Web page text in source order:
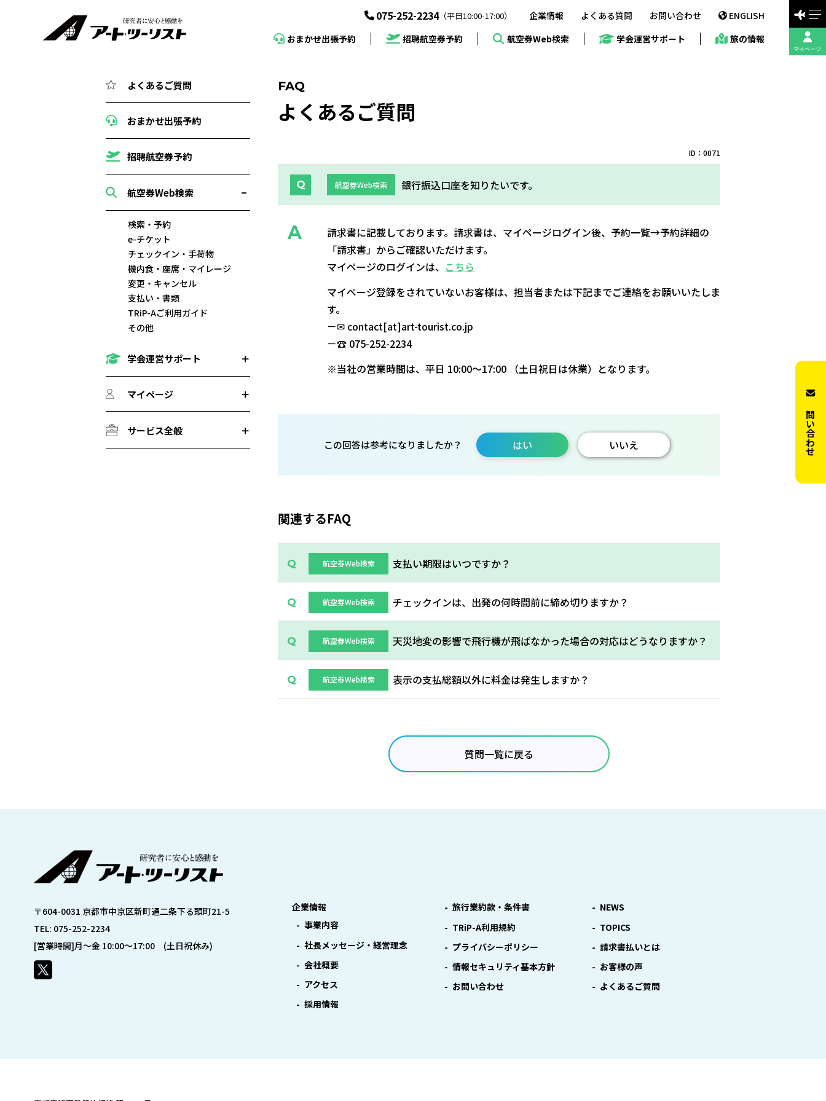
075-252-2234（平日10:00-17:00） 企業情報 よくある質問 お問い合わせ
ENGLISH
おまかせ出張予約
招聘航空券予約 航空券Web検索 学会運営サポート 旅の情報
FAQ
よくあるご質問
航空券Web検索 銀行振込口座を知りたいです。
ID：0071
請求書に記載しております。請求書は、マイページログイン後、予約一覧→予約詳細の
「請求書」からご確認いただけます。
マイページのログインは、 こちら
マイページ登録をされていないお客様は、担当者または下記までご連絡をお願いいたしま
す。
－✉ contact[at]art-tourist.co.jp
－☎ 075-252-2234
※当社の営業時間は、平日 10:00～17:00 （土日祝日は休業）となります。
この回答は参考になりましたか？ はい いいえ
関連するFAQ
航空券Web検索 支払い期限はいつですか？
航空券Web検索 チェックインは、出発の何時間前に締め切りますか？
航空券Web検索 天災地変の影響で飛行機が飛ばなかった場合の対応はどうなりますか？
航空券Web検索 表示の支払総額以外に料金は発生しますか？
質問一覧に戻る
よくあるご質問
おまかせ出張予約
招聘航空券予約
航空券Web検索
検索・予約
e-チケット
チェックイン・手荷物
機内食・座席・マイレージ
変更・キャンセル
支払い・書類
TRiP-Aご利用ガイド
その他
学会運営サポート
マイページ
サービス全般
〒604-0031 京都市中京区新町通二条下る頭町21-5
TEL: 075-252-2234
[営業時間]月～金 10:00～17:00 (土日祝休み)
企業情報
事業内容
社長メッセージ・経営理念
会社概要
アクセス
採用情報
旅行業約款・条件書
TRiP-A利用規約
プライバシーポリシー
情報セキュリティ基本方針
お問い合わせ
NEWS
TOPICS
請求書払いとは
お客様の声
よくあるご質問
お問い合わせ